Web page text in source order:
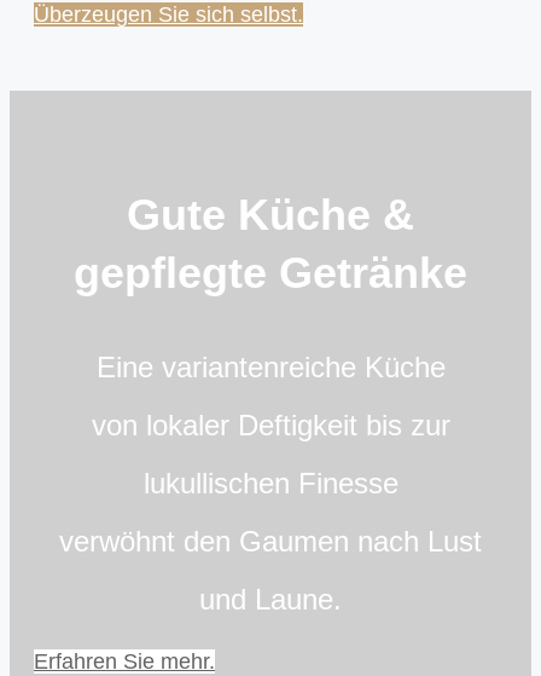
Überzeugen Sie sich selbst.
Gute Küche &
gepflegte Getränke
Eine variantenreiche Küche
von lokaler Deftigkeit bis zur
lukullischen Finesse
verwöhnt den Gaumen nach Lust
und Laune.
Erfahren Sie mehr.